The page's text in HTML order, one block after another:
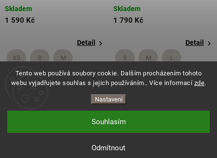
Tento web používá soubory cookie. Dalším procházením tohoto
webu vyjadřujete souhlas s jejich používáním.. Více informací zde.
Nastavení
Odmítnout
Souhlasím
Skladem
1 590 Kč
Detail
XS S M
+ další
Skladem
1 790 Kč
Detail
S M L
+ další
Vytvořil Shoptet
ES.LEVITATE. Všechna práva vyhrazena.